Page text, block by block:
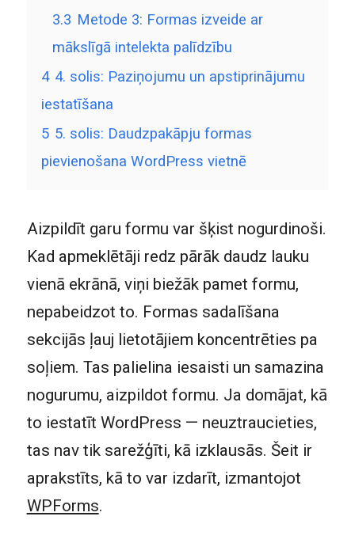
3.3 Metode 3: Formas izveide ar
mākslīgā intelekta palīdzību
4 4. solis: Paziņojumu un apstiprinājumu
iestatīšana
5 5. solis: Daudzpakāpju formas
pievienošana WordPress vietnē
Aizpildīt garu formu var šķist nogurdinoši.
Kad apmeklētāji redz pārāk daudz lauku
vienā ekrānā, viņi biežāk pamet formu,
nepabeidzot to. Formas sadalīšana
sekcijās ļauj lietotājiem koncentrēties pa
soļiem. Tas palielina iesaisti un samazina
nogurumu, aizpildot formu. Ja domājat, kā
to iestatīt WordPress — neuztraucieties,
tas nav tik sarežģīti, kā izklausās. Šeit ir
aprakstīts, kā to var izdarīt, izmantojot
WPForms.